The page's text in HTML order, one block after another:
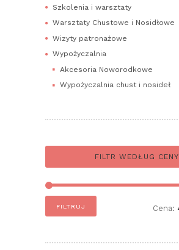
Szkolenia i warsztaty
Warsztaty Chustowe i Nosidłowe
Wizyty patronażowe
Wypożyczalnia
Akcesoria Noworodkowe
Wypożyczalnia chust i nosideł
FILTR WEDŁUG CENY
FILTRUJ Cena: